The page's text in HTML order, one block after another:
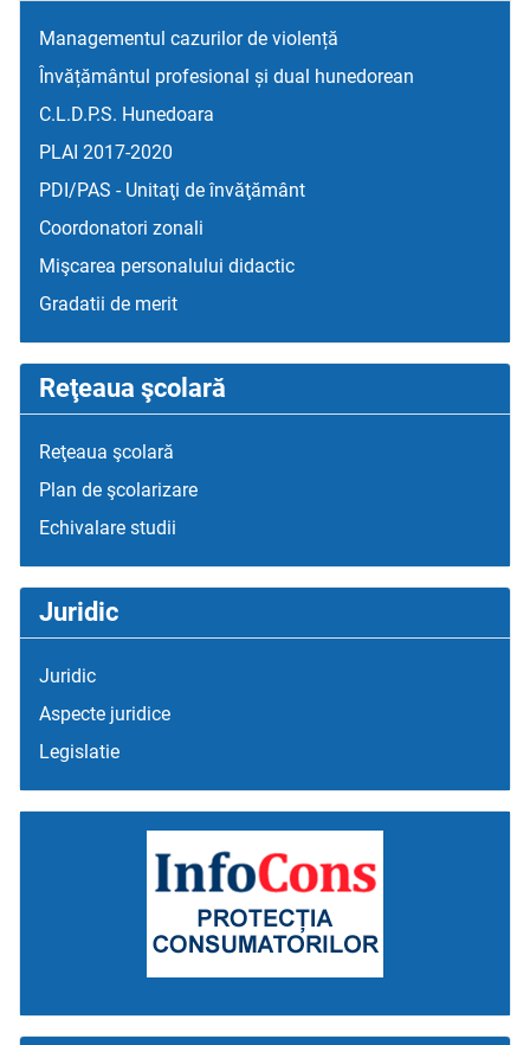
Managementul cazurilor de violență
Învățământul profesional și dual hunedorean
C.L.D.P.S. Hunedoara
PLAI 2017-2020
PDI/PAS - Unitaţi de învăţământ
Coordonatori zonali
Mişcarea personalului didactic
Gradatii de merit
Reţeaua şcolară
Reţeaua şcolară
Plan de şcolarizare
Echivalare studii
Juridic
Juridic
Aspecte juridice
Legislatie